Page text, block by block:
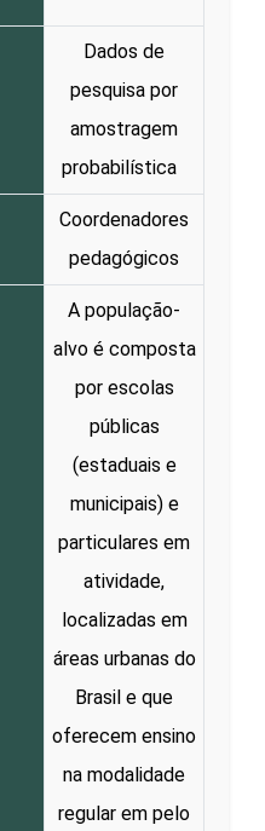
Dados de
pesquisa por
amostragem
probabilística
Coordenadores
pedagógicos
A população-
alvo é composta
por escolas
públicas
(estaduais e
municipais) e
particulares em
atividade,
localizadas em
áreas urbanas do
Brasil e que
oferecem ensino
na modalidade
regular em pelo